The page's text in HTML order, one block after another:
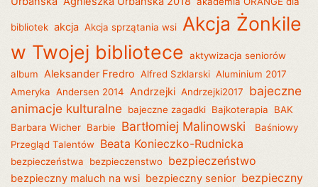
bibliotek akcja Akcja sprzątania wsi Akcja Żonkile
w Twojej bibliotece aktywizacja seniorów
album Aleksander Fredro Alfred Szklarski Aluminium 2017
Ameryka Andersen 2014 Andrzejki Andrzejki2017
bajeczne
animacje kulturalne bajeczne zagadki Bajkoterapia
BAK
Barbara Wicher Barbie Bartłomiej Malinowski
Baśniowy
Przegląd Talentów Beata Konieczko-Rudnicka
bezpieczeństwa bezpieczenstwo bezpieczeństwo
bezpieczny maluch na wsi bezpieczny senior bezpieczny